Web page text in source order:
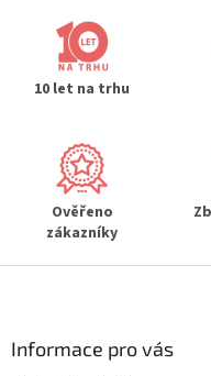
10 let na trhu
Ověřeno
zákazníky
Informace pro vás